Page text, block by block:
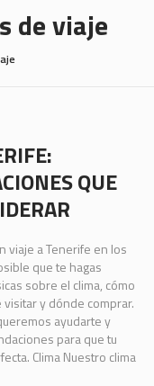
de viaje
QUE
viaje a Tenerife en los
que te hagas
sobre el clima, cómo
y dónde comprar.
ayudarte y
para que tu
Clima Nuestro clima